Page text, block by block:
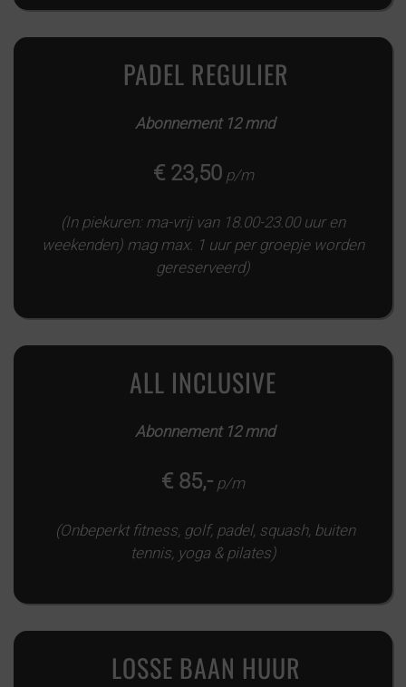
PADEL REGULIER
Abonnement 12 mnd
€ 23,50 p/m
(In piekuren: ma-vrij van 18.00-23.00 uur en
weekenden) mag max. 1 uur per groepje worden
gereserveerd)
ALL INCLUSIVE
Abonnement 12 mnd
€ 85,- p/m
(Onbeperkt fitness, golf, padel, squash, buiten
tennis, yoga & pilates)
LOSSE BAAN HUUR